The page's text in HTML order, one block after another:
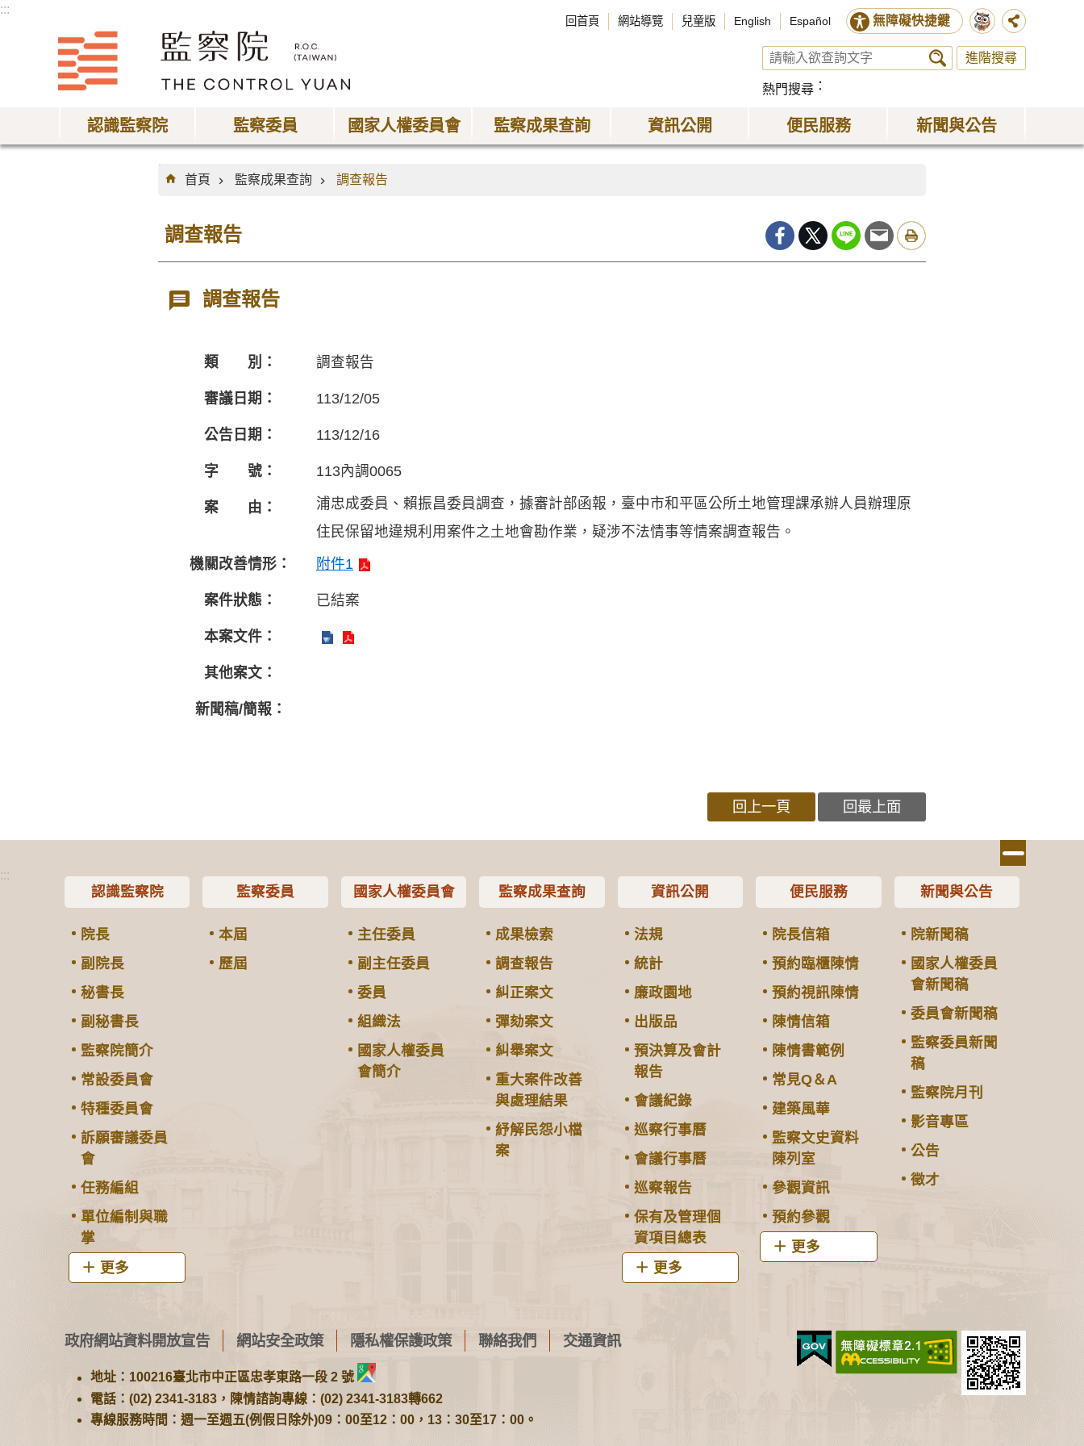
:::
回首頁 網站導覽 兒童版 English Español 無障礙快捷鍵
進階搜尋
熱門搜尋
認識監察院 監察委員 國家人權委員會 監察成果查詢 資訊公開 便民服務 新聞與公告
:::
首頁
監察成果查詢 調查報告
調查報告
調查報告
類 別： 調查報告
審議日期： 113/12/05
公告日期： 113/12/16
字 號： 113內調0065
案 由：
浦忠成委員、賴振昌委員調查，據審計部函報，臺中市和平區公所土地管理課承辦人員辦理原
住民保留地違規利用案件之土地會勘作業，疑涉不法情事等情案調查報告。
機關改善情形：
附件1
案件狀態： 已結案
本案文件：
其他案文：
新聞稿/簡報：
回上一頁 回最上面
:::
認識監察院
院長
副院長
秘書長
副秘書長
監察院簡介
常設委員會
特種委員會
訴願審議委員
會
任務編組
單位編制與職
掌
更多
監察委員
本屆
歷屆
國家人權委員會
主任委員
副主任委員
委員
組織法
國家人權委員
會簡介
監察成果查詢
成果檢索
調查報告
糾正案文
彈劾案文
糾舉案文
重大案件改善
與處理結果
紓解民怨小檔
案
資訊公開
法規
統計
廉政園地
出版品
預決算及會計
報告
會議紀錄
巡察行事曆
會議行事曆
巡察報告
保有及管理個
資項目總表
更多
便民服務
院長信箱
預約臨櫃陳情
預約視訊陳情
陳情信箱
陳情書範例
常見Q＆A
建築風華
監察文史資料
陳列室
參觀資訊
預約參觀
更多
新聞與公告
院新聞稿
國家人權委員
會新聞稿
委員會新聞稿
監察委員新聞
稿
監察院月刊
影音專區
公告
徵才
政府網站資料開放宣告 網站安全政策 隱私權保護政策 聯絡我們 交通資訊
地址：100216臺北市中正區忠孝東路一段 2 號
電話：(02) 2341-3183，陳情諮詢專線：(02) 2341-3183轉662
專線服務時間：週一至週五(例假日除外)09：00至12：00，13：30至17：00。